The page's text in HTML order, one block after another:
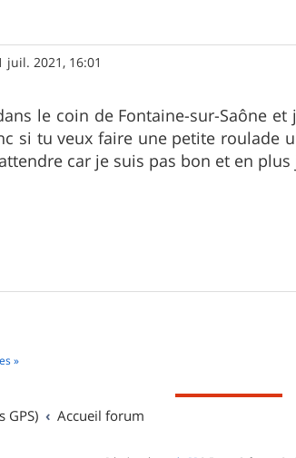
juil. 2021, 16:01
le coin de Fontaine-sur-Saône
si tu veux faire une petite roulade
car je suis pas bon et en
»
GPS) Accueil forum